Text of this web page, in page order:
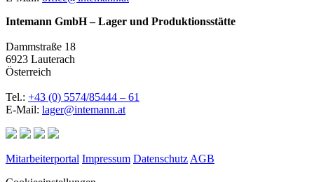
Intemann GmbH – Lager und Produktionsstätte
Dammstraße 18
6923 Lauterach
Österreich
Tel.: +43 (0) 5574/85444 – 61
E-Mail: lager@intemann.at
Mitarbeiterportal Impressum Datenschutz AGB